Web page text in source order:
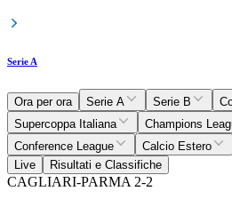
Serie A
Ora per ora Serie A Serie B
Supercoppa Italiana
Champions
Conference League
Calcio Estero
Live
Risultati e Classifiche
CAGLIARI-PARMA 2-2